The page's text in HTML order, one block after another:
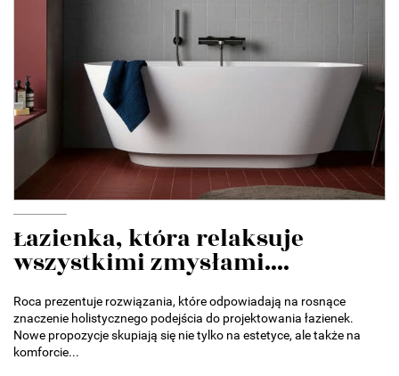
Łazienka, która relaksuje
wszystkimi zmysłami....
Roca prezentuje rozwiązania, które odpowiadają na rosnące
znaczenie holistycznego podejścia do projektowania łazienek.
Nowe propozycje skupiają się nie tylko na estetyce, ale także na
komforcie...